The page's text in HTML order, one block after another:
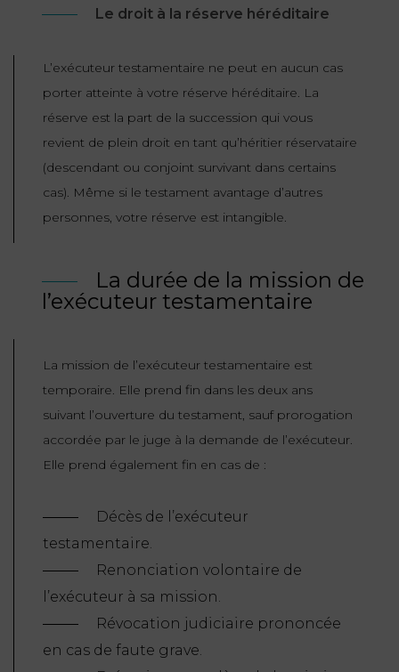
Le droit à la réserve héréditaire
L’exécuteur testamentaire ne peut en aucun cas
porter atteinte à votre réserve héréditaire. La
réserve est la part de la succession qui vous
revient de plein droit en tant qu’héritier réservataire
(descendant ou conjoint survivant dans certains
cas). Même si le testament avantage d’autres
personnes, votre réserve est intangible.
La durée de la mission de
l’exécuteur testamentaire
La mission de l’exécuteur testamentaire est
temporaire. Elle prend fin dans les deux ans
suivant l’ouverture du testament, sauf prorogation
accordée par le juge à la demande de l’exécuteur.
Elle prend également fin en cas de :
Décès de l’exécuteur
testamentaire.
Renonciation volontaire de
l’exécuteur à sa mission.
Révocation judiciaire prononcée
en cas de faute grave.